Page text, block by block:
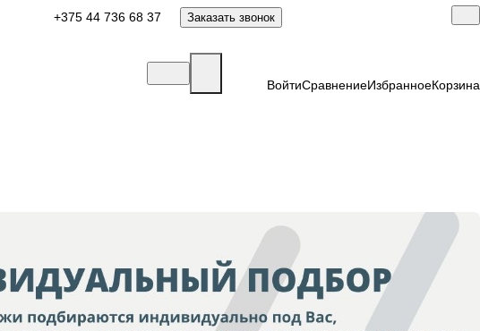
+375 44 736 68 37 Заказать звонок
ВойтиСравнениеИзбранноеКорзина